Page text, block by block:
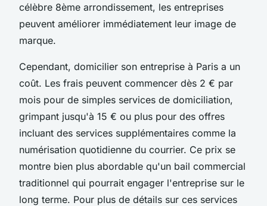
célèbre 8ème arrondissement, les entreprises
peuvent améliorer immédiatement leur image de
marque.
Cependant, domicilier son entreprise à Paris a un
coût. Les frais peuvent commencer dès 2 € par
mois pour de simples services de domiciliation,
grimpant jusqu'à 15 € ou plus pour des offres
incluant des services supplémentaires comme la
numérisation quotidienne du courrier. Ce prix se
montre bien plus abordable qu'un bail commercial
traditionnel qui pourrait engager l'entreprise sur le
long terme. Pour plus de détails sur ces services